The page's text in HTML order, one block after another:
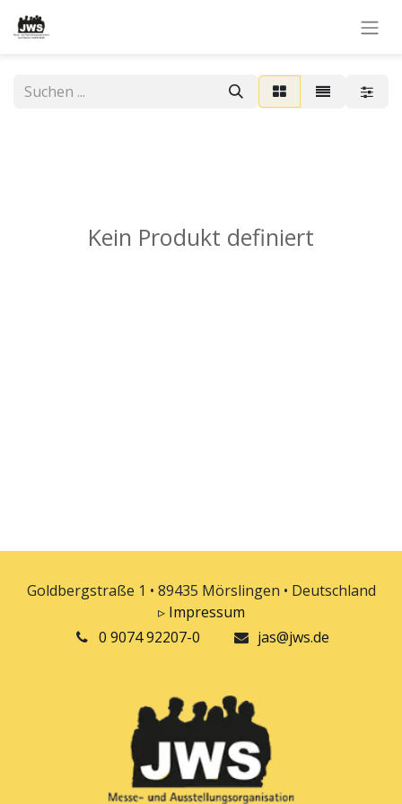
Kein Produkt definiert
Goldbergstraße 1 • 89435 Mörslingen • Deutschland
▹ Impressum
0 9074 92207-0
jas@jws.de